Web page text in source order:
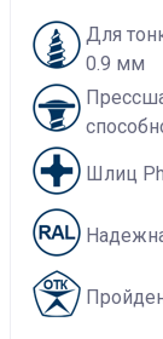
Для
0.9 мм
Шлиц